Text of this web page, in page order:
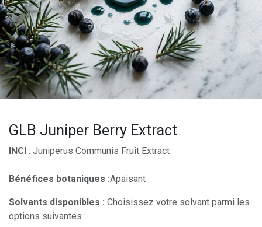
GLB Juniper Berry Extract
INCI : Juniperus Communis Fruit Extract
Bénéfices botaniques :Apaisant
Solvants disponibles : Choisissez votre solvant parmi les
options suivantes :